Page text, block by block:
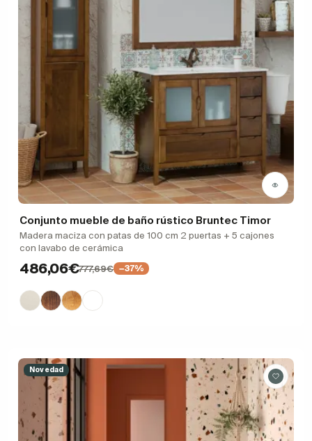
Conjunto mueble de baño rústico Bruntec Timor
Madera maciza con patas de 100 cm 2 puertas + 5 cajones
con lavabo de cerámica
486,06€777,69€ −37%
Novedad